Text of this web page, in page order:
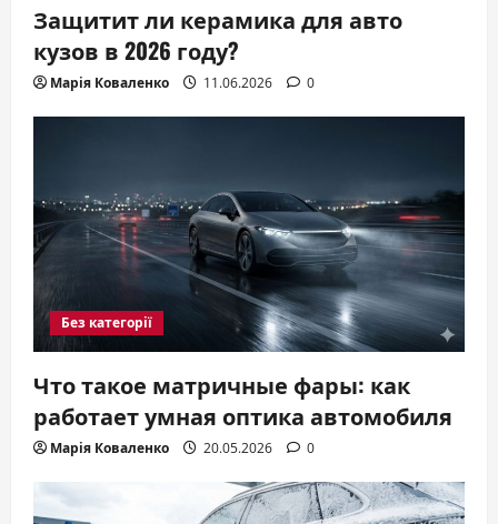
Защитит ли керамика для авто
кузов в 2026 году?
Марія Коваленко 11.06.2026 0
Без категорії
Что такое матричные фары: как
работает умная оптика автомобиля
Марія Коваленко 20.05.2026 0